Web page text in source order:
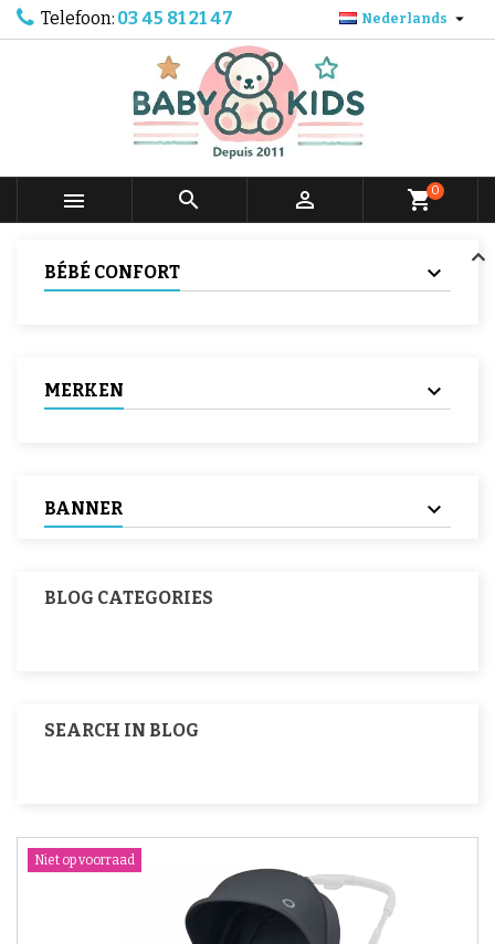
Telefoon: 03 45 81 21 47 Nederlands 
   shopping_cart0
BÉBÉ CONFORT
MERKEN
BANNER
BLOG CATEGORIES
SEARCH IN BLOG
Niet op voorraad